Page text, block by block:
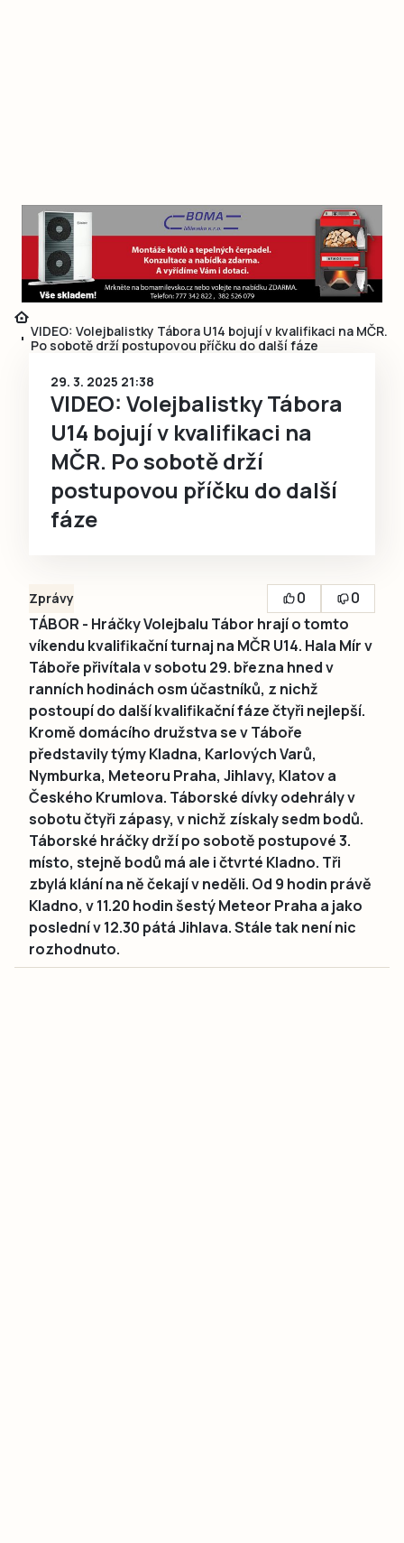
VIDEO: Volejbalistky Tábora U14 bojují v kvalifikaci na MČR.
Po sobotě drží postupovou příčku do další fáze
29. 3. 2025 21:38
VIDEO: Volejbalistky Tábora
U14 bojují v kvalifikaci na
MČR. Po sobotě drží
postupovou příčku do další
fáze
Zprávy 0
0
TÁBOR - Hráčky Volejbalu Tábor hrají o tomto
víkendu kvalifikační turnaj na MČR U14. Hala Mír v
Táboře přivítala v sobotu 29. března hned v
ranních hodinách osm účastníků, z nichž
postoupí do další kvalifikační fáze čtyři nejlepší.
Kromě domácího družstva se v Táboře
představily týmy Kladna, Karlových Varů,
Nymburka, Meteoru Praha, Jihlavy, Klatov a
Českého Krumlova. Táborské dívky odehrály v
sobotu čtyři zápasy, v nichž získaly sedm bodů.
Táborské hráčky drží po sobotě postupové 3.
místo, stejně bodů má ale i čtvrté Kladno. Tři
zbylá klání na ně čekají v neděli. Od 9 hodin právě
Kladno, v 11.20 hodin šestý Meteor Praha a jako
poslední v 12.30 pátá Jihlava. Stále tak není nic
rozhodnuto.